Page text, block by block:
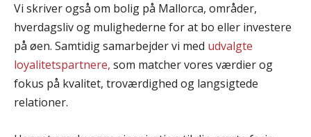
Vi skriver også om bolig på Mallorca, områder,
hverdagsliv og mulighederne for at bo eller investere
på øen. Samtidig samarbejder vi med udvalgte
loyalitetspartnere, som matcher vores værdier og
fokus på kvalitet, troværdighed og langsigtede
relationer.